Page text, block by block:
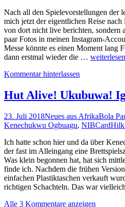
Nach all den Spielevorstellungen der
mich jetzt der eigentlichen Reise nach
von dort nicht live berichten, sondern
paar Fotos in meinen Instagram-
Messe könnte es einen Moment lang
dann erstmal wieder die …
dort
mache
wo
Ihr
finden
könnt.
weiterlesen
Kommentar hinterlassen
Hut Alive! Ukubuwa!
23. Juli 2018Neues aus AfrikaBola
Kenechukwu Ogbuagu, NIBCard
Ich hatte schon hier und da über
der fast im Alleingang eine
Was klein begonnen hat, hat sich
finde ich. Nachdem die frühen
einfachen Plastiktaschen verkauft
richtigen Schachteln. Das war
Alle 3 Kommentare anzeigen